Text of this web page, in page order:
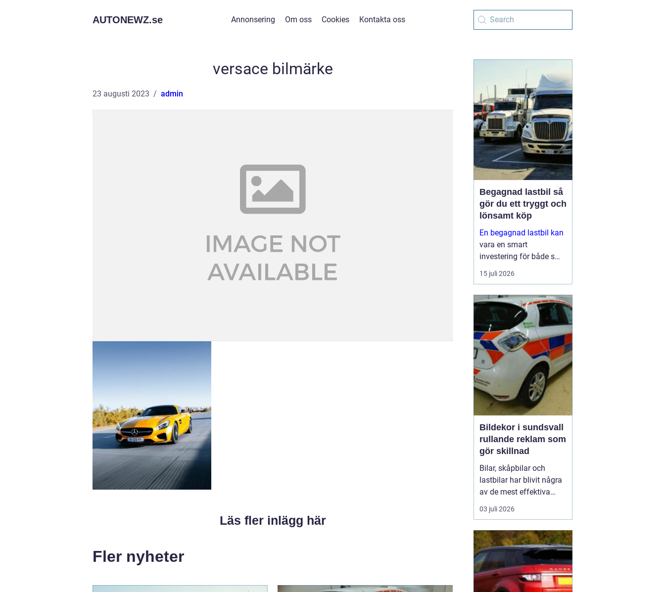
AUTONEWZ.se Annonsering Om oss Cookies Kontakta oss
versace bilmärke
23 augusti 2023 admin
Läs fler inlägg här
Fler nyheter
Begagnad lastbil så
gör du ett tryggt och
lönsamt köp
En begagnad lastbil kan
vara en smart
investering för både små
och stora företag. Du får
ofta mycket kapacitet
leveranstid och en bil
som redan visat vad den
går för i vardagen.
Sam...
15 juli 2026
Bildekor i sundsvall
rullande reklam som
gör skillnad
Bilar, skåpbilar och
lastbilar har blivit några
av de mest effektiva
reklampelarna vi har i
vardagen. En
att ett företag syns
överallt där fordonet rör
sig på E4:an, inne i
centrum, på
industriområdet eller
03 juli 2026